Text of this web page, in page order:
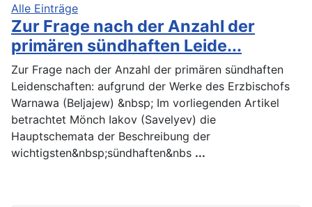
Alle Einträge
Zur Frage nach der Anzahl der
primären sündhaften Leide...
Zur Frage nach der Anzahl der primären sündhaften
Leidenschaften: aufgrund der Werke des Erzbischofs
Warnawa (Beljajew) &nbsp; Im vorliegenden Artikel
betrachtet Mönch Iakov (Savelyev) die
Hauptschemata der Beschreibung der
wichtigsten&nbsp;sündhaften&nbs ...